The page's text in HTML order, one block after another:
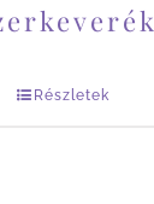
Részletek